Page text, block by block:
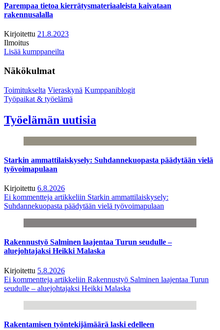
Parempaa tietoa kierrätysmateriaaleista kaivataan
rakennusalalla
Kirjoitettu 21.8.2023
Ilmoitus
Lisää kumppaneilta
Näkökulmat
Toimitukselta Vieraskynä Kumppaniblogit
Työpaikat & työelämä
Työelämän uutisia
Starkin ammattilaiskysely: Suhdannekuopasta päädytään vielä
työvoimapulaan
Kirjoitettu 6.8.2026
Ei kommentteja artikkeliin Starkin ammattilaiskysely:
Suhdannekuopasta päädytään vielä työvoimapulaan
Rakennustyö Salminen laajentaa Turun seudulle –
aluejohtajaksi Heikki Malaska
Kirjoitettu 5.8.2026
Ei kommentteja artikkeliin Rakennustyö Salminen laajentaa Turun
seudulle – aluejohtajaksi Heikki Malaska
Rakentamisen työntekijämäärä laski edelleen